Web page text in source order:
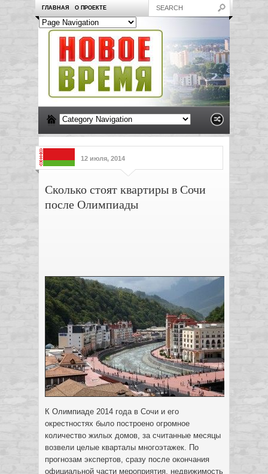
ГЛАВНАЯ О ПРОЕКТЕ
12 июля, 2014
Сколько стоят квартиры в Сочи
после Олимпиады
К Олимпиаде 2014 года в Сочи и его
окрестностях было построено огромное
количество жилых домов, за считанные месяцы
возвели целые кварталы многоэтажек. По
прогнозам экспертов, сразу после окончания
официальной части мероприятия, недвижимость